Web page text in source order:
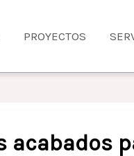
PROYECTOS
acabados